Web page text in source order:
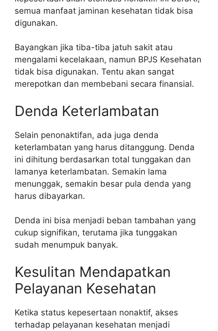
semua manfaat jaminan kesehatan tidak bisa
digunakan.
Bayangkan jika tiba-tiba jatuh sakit atau
mengalami kecelakaan, namun BPJS Kesehatan
tidak bisa digunakan. Tentu akan sangat
merepotkan dan membebani secara finansial.
Denda Keterlambatan
Selain penonaktifan, ada juga denda
keterlambatan yang harus ditanggung. Denda
ini dihitung berdasarkan total tunggakan dan
lamanya keterlambatan. Semakin lama
menunggak, semakin besar pula denda yang
harus dibayarkan.
Denda ini bisa menjadi beban tambahan yang
cukup signifikan, terutama jika tunggakan
sudah menumpuk banyak.
Kesulitan Mendapatkan
Pelayanan Kesehatan
Ketika status kepesertaan nonaktif, akses
terhadap pelayanan kesehatan menjadi